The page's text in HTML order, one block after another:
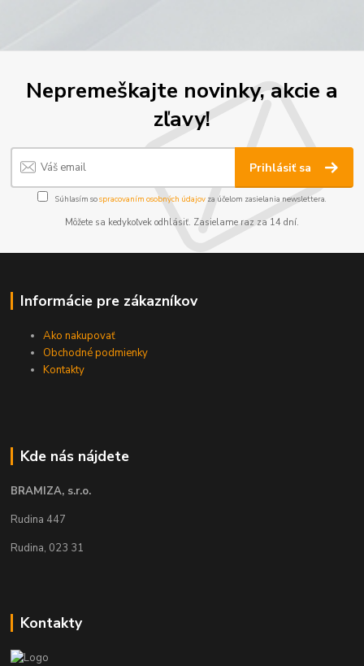
Nepremeškajte novinky, akcie a
zľavy!
Prihlásiť sa
Súhlasím sospracovaním osobných údajov za účelom zasielania newslettera.
Môžete sa kedykoľvek odhlásiť. Zasielame raz za 14 dní.
Informácie pre zákazníkov
Ako nakupovať
Obchodné podmienky
Kontakty
Kde nás nájdete
BRAMIZA, s.r.o.
Rudina 447
Rudina, 023 31
Kontakty